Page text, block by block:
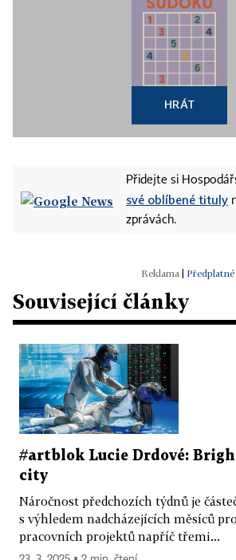
HRÁT
Přidejte si
své oblíbené tituly
zprávách.
Související články
#artblok Lucie Drdové:
city
Náročnost předchozích týdnů je
s výhledem nadcházejících měsíců
pracovních projektů napříč třemi...